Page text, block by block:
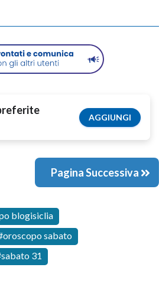
AGGIUNGI
Pagina Successiva
blogisiclia
oroscopo sabato
sabato 31